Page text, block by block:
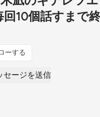
回10個話すまで
ーする
セージを送信